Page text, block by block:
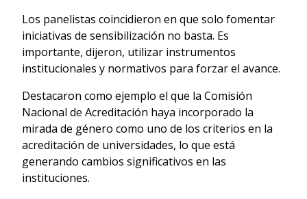
Los panelistas coincidieron en que solo fomentar
iniciativas de sensibilización no basta. Es
importante, dijeron, utilizar instrumentos
institucionales y normativos para forzar el avance.
Destacaron como ejemplo el que la Comisión
Nacional de Acreditación haya incorporado la
mirada de género como uno de los criterios en la
acreditación de universidades, lo que está
generando cambios significativos en las
instituciones.